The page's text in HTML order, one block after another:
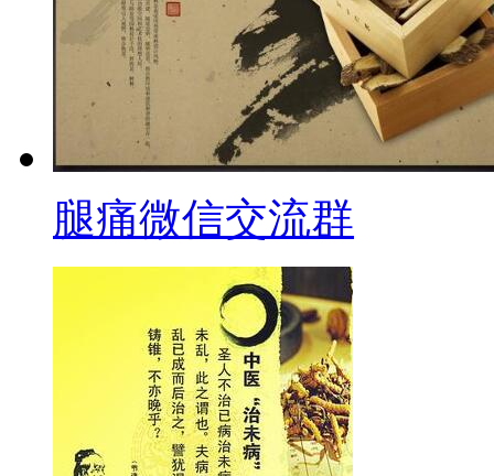
腿痛微信交流群